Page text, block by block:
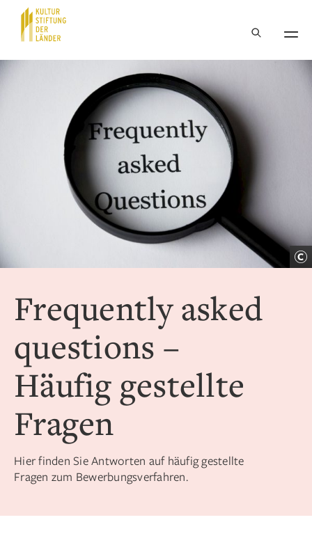
Hauptnavigation
Frequently asked
questions –
Häufig gestellte
Fragen
Hier finden Sie Antworten auf häufig gestellte
Fragen zum Bewerbungsverfahren.